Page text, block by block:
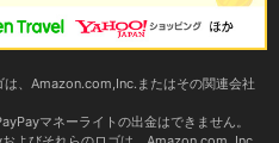
、Amazon.com,Inc.またはその関連会社
マネーライトの出金はできません。